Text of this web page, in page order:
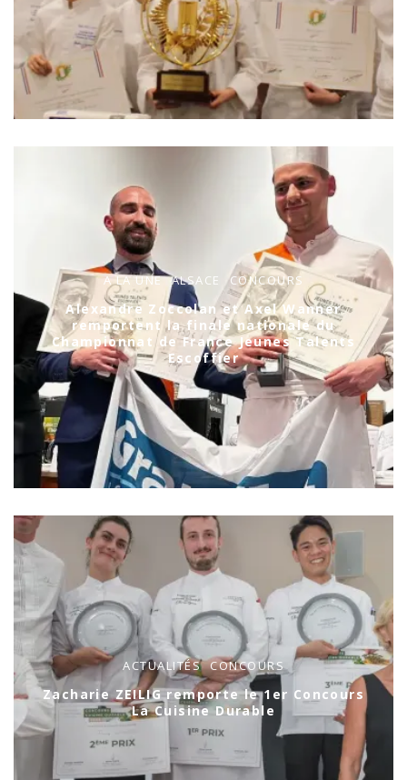
A LA UNE ALSACE CONCOURS
Alexandre Zoccolan et Axel Wanner
remportent la finale nationale du
Championnat de France Jeunes Talents
Escoffier
ACTUALITÉS CONCOURS
Zacharie ZEILIG remporte le 1er Concours
La Cuisine Durable